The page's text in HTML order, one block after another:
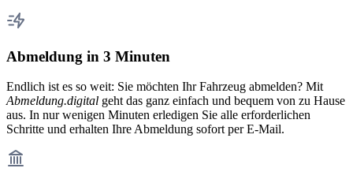
Abmeldung in 3 Minuten
Endlich ist es so weit: Sie möchten Ihr Fahrzeug abmelden? Mit
Abmeldung.digital geht das ganz einfach und bequem von zu Hause
aus. In nur wenigen Minuten erledigen Sie alle erforderlichen
Schritte und erhalten Ihre Abmeldung sofort per E-Mail.